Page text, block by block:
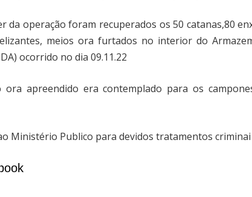
da operação foram recuperados os 50 catanas,80
meios ora furtados no interior do
ocorrido no dia 09.11.22
ora apreendido era contemplado para os
Ministério Publico para devidos tratamentos criminai